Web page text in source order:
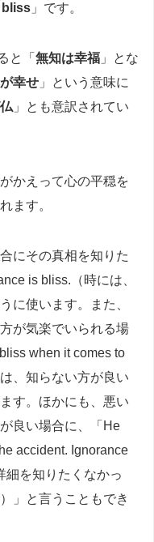
bliss 」です。
と「 無知は幸福 」とな
幸せ 」という意味に
」とも意訳されてい
かえって心の平穏を
ます。
にその真相を知りた
is bliss.（時には、
に使います。また、
が気楽でいられる場
when it comes to
、知らない方が良い
す。ほかにも、悪い
良い場合に、「He
accident. Ignorance
細を知りたくなかっ
」と言うこともでき